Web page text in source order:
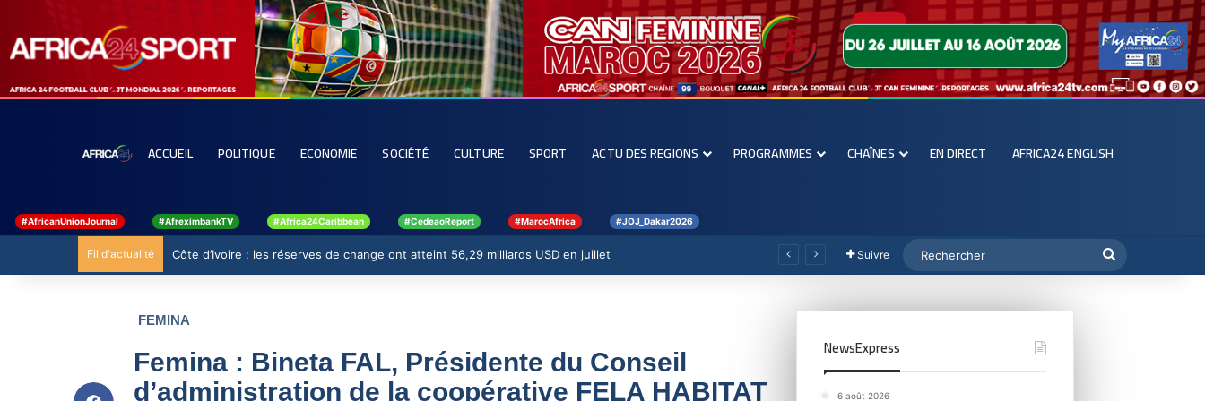
ACCUEIL POLITIQUE ECONOMIE SOCIÉTÉ CULTURE SPORT ACTU DES REGIONS PROGRAMMES CHAÎNES EN DIRECT AFRICA24 ENGLISH
#AfricanUnionJournal #AfreximbankTV #Africa24Caribbean #CedeaoReport #MarocAfrica #JOJ_Dakar2026
Fil d'actualité Côte d’Ivoire : les réserves de change ont atteint 56,29 milliards USD en juillet Suivre
FEMINA
Femina : Bineta FAL, Présidente du Conseil
d’administration de la coopérative FELA HABITAT
NewsExpress
6 août 2026